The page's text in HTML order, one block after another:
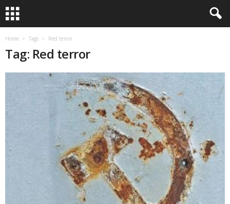
Home Tags Red terror
Tag: Red terror